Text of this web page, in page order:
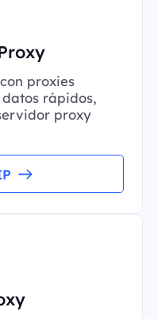
proxies
rápidos,
proxy